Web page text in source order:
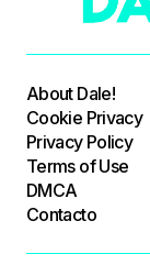
About Dale!
Cookie Privacy
Privacy Policy
Terms of Use
DMCA
Contacto